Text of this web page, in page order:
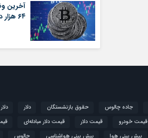
آخرین
۶۴ هزار دلار ماند
جاده چالوس حقوق بازنشستگان دلار
قیمت خودرو قیمت دلار قیمت دلار مبادله‌ای
پیش بینی هوا پیش بینی هواشناسی چالوس